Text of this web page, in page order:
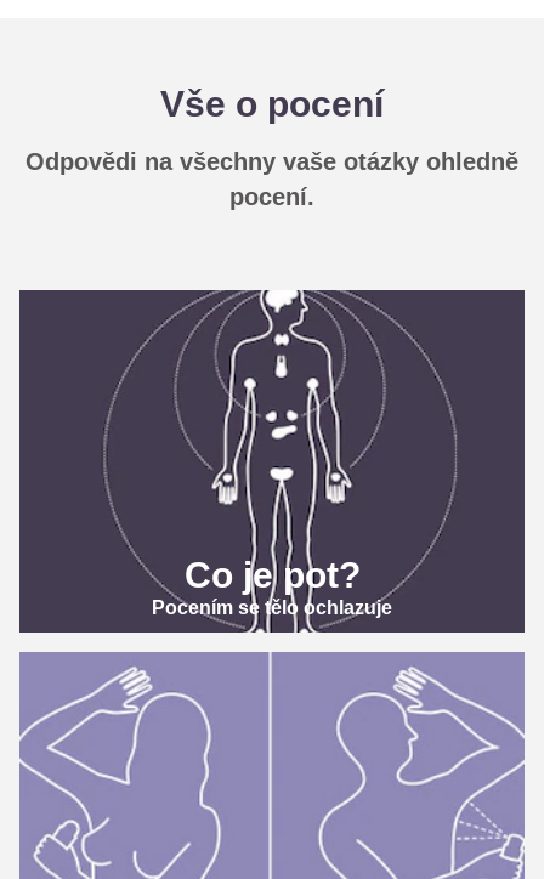
Vše o pocení
Odpovědi na všechny vaše otázky ohledně
pocení.
Co je pot?
Pocením se tělo ochlazuje